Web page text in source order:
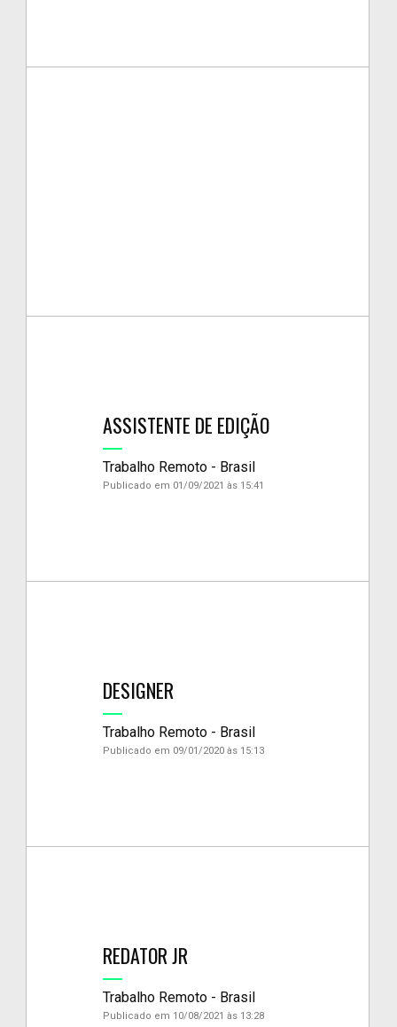
ASSISTENTE DE EDIÇÃO
Trabalho Remoto - Brasil
Publicado em 01/09/2021 às 15:41
DESIGNER
Trabalho Remoto - Brasil
Publicado em 09/01/2020 às 15:13
REDATOR JR
Trabalho Remoto - Brasil
Publicado em 10/08/2021 às 13:28